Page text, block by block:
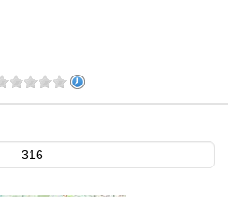
316